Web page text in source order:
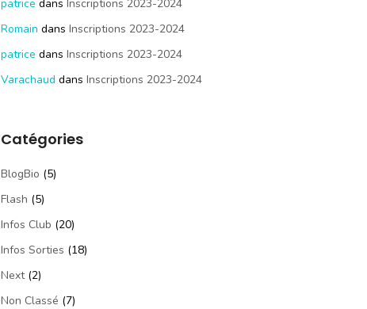
patrice dans Inscriptions 2023-2024
Romain dans Inscriptions 2023-2024
patrice dans Inscriptions 2023-2024
Varachaud dans Inscriptions 2023-2024
Catégories
BlogBio (5)
Flash (5)
Infos Club (20)
Infos Sorties (18)
Next(2)
Non Classé (7)